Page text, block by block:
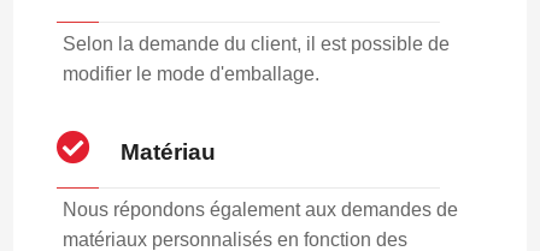
Selon la demande du client, il est possible de
modifier le mode d'emballage.
Matériau
Nous répondons également aux demandes de
matériaux personnalisés en fonction des